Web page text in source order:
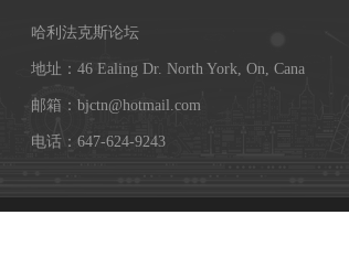
哈利法克斯论坛
地址：46 Ealing Dr. North York, On, Cana
邮箱：bjctn@hotmail.com
电话：647-624-9243